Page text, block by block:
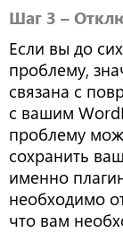
Шаг 3 –
Если вы до
проблему,
связана с
с вашим
проблему
сохранить
именно
необходимо
что вам